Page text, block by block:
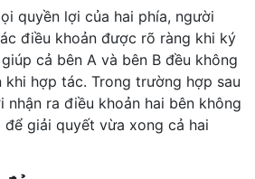
quyền lợi của hai phía, người
điều khoản được rõ ràng khi ký
cả bên A và bên B đều không
khi hợp tác. Trong trường hợp sau
nhận ra điều khoản hai bên không
giải quyết vừa xong cả hai